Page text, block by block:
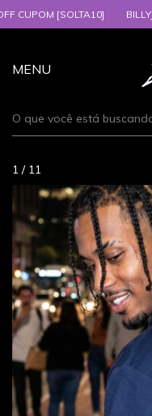
[SOLTA10] BILLYJOHN®
MENU
1 / 11